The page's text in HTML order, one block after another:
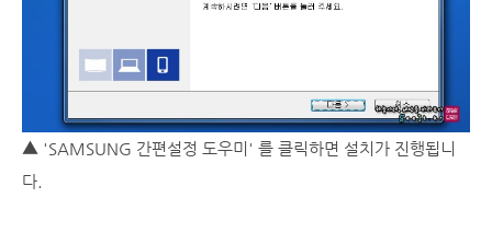
▲ 'SAMSUNG 간편설정 도우미' 를 클릭하면 설치가 진행됩니
다.